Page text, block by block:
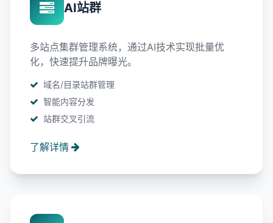
AI站群
多站点集群管理系统，通过AI技术实现批量优
化，快速提升品牌曝光。
域名/目录站群管理
智能内容分发
站群交叉引流
了解详情